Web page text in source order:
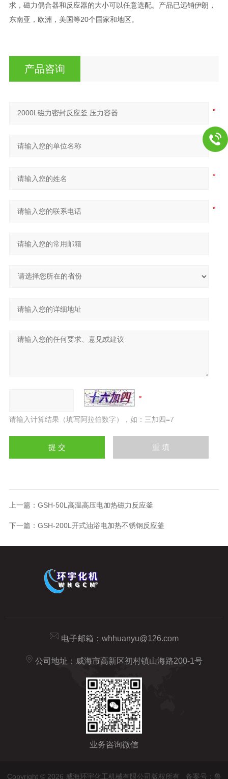
求，磁力偶合器和反应器的大小可以任意选配。产品已远销伊朗，
东南亚，欧洲，美国等20个国家和地区。
产品咨询
请输入计算结果（填写阿拉伯数字），如：三加四=7
上一篇： GSH-50L高温高压电加热磁力反应釜
下一篇： GSH-200L开式油浴电加热不锈钢反应釜
电子邮箱： whhuanyu@126.com
公司地址：威海市高新区初村镇山海路200-1号
业务咨询微信
Copyright © 2026 威海环宇化工机械有限公司版权所有 备案号：鲁